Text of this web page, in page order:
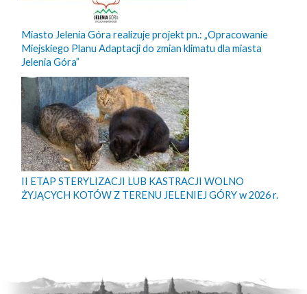
Miasto Jelenia Góra realizuje projekt pn.: „Opracowanie
Miejskiego Planu Adaptacji do zmian klimatu dla miasta
Jelenia Góra”
II ETAP STERYLIZACJI LUB KASTRACJI WOLNO
ŻYJĄCYCH KOTÓW Z TERENU JELENIEJ GÓRY w 2026 r.